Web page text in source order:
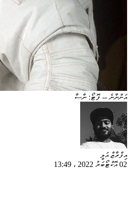
އަންނާނެ -- ފޮޓޯ: ނާސާ
އިފްރާޒް އަލީ
02 އޮކްޓޯބަރު 2022
، 13:49